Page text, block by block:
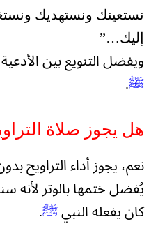
نستعينك ونستهديك
إليك…”
ويفضل التنويع بين
ﷺ.
هل يجوز صلاة
نعم، يجوز أداء التراويح
يُفضل ختمها بالوتر لأنه
كان يفعله النبي ﷺ.